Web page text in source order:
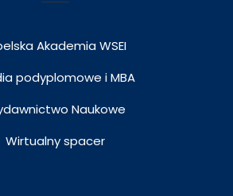
Akademia WSEI
podyplomowe i MBA
Naukowe
Wirtualny spacer